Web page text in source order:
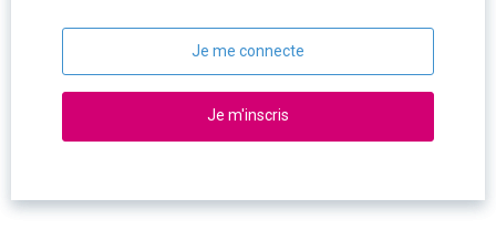
Je me connecte
Je m'inscris